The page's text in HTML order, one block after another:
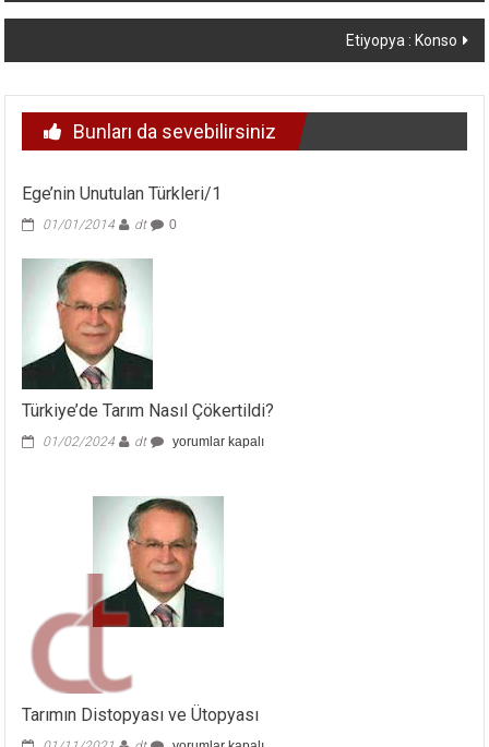
dolaşımı
Etiyopya : Konso
Bunları da sevebilirsiniz
Ege’nin Unutulan Türkleri/1
01/01/2014 dt 0
Türkiye’de Tarım Nasıl Çökertildi?
01/02/2024 dt
Türkiye’de
Çökertildi?
için
yorumlar kapalı
Tarımın Distopyası ve Ütopyası